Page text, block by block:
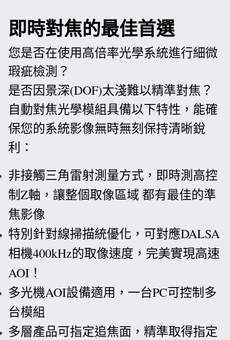
即時對焦的最佳首選
您是否在使用高倍率光學系統進行細微
瑕疵檢測？
是否因景深(DOF)太淺難以精準對焦？
自動對焦光學模組具備以下特性，能確
保您的系統影像無時無刻保持清晰銳
利：
非接觸三角雷射測量方式，即時測高控
制Z軸，讓整個取像區域 都有最佳的準
焦影像
特別針對線掃描統優化，可對應DALSA
相機400kHz的取像速度，完美實現高速
AOI！
多光機AOI設備適用，一台PC可控制多
台模組
多層產品可指定追焦面，精準取得指定